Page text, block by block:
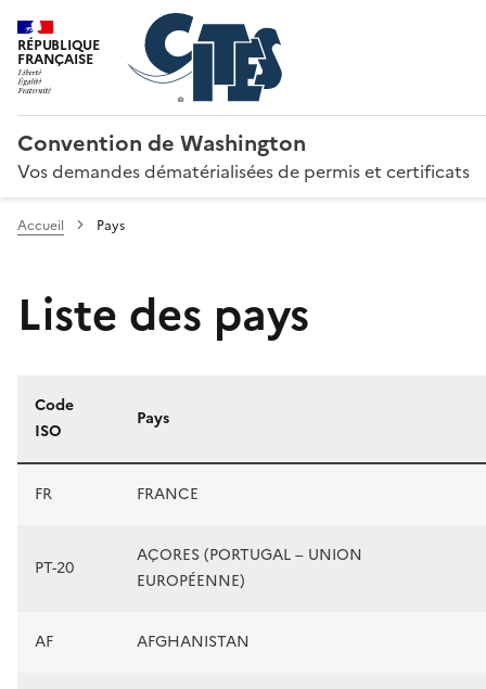
RÉPUBLIQUE
FRANÇAISE
Convention de Washington
Vos demandes dématérialisées de permis et certificats
Accueil Pays
Liste des pays
Liste des pays
Code
ISO
Pays
FR FRANCE
PT-20
AÇORES (PORTUGAL – UNION
EUROPÉENNE)
AF AFGHANISTAN